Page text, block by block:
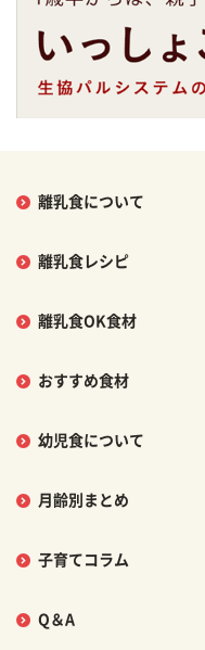
離乳食について
離乳食レシピ
離乳食OK食材
おすすめ食材
幼児食について
月齢別まとめ
子育てコラム
Q＆A